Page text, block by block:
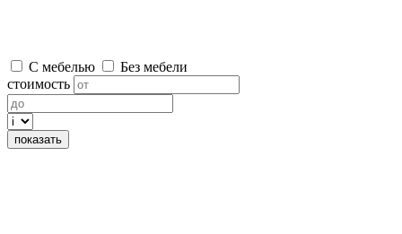
С мебелью
Без мебели
стоимость
показать